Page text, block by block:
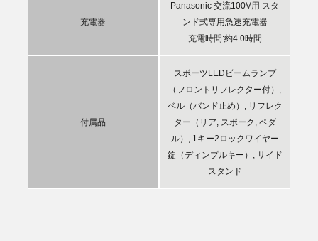
充電器
Panasonic 交流100V用 スタ
ンド式専用急速充電器
充電時間:約4.0時間
付属品
スポーツLEDビームランプ
（フロントリフレクター付）,
ベル（バンド止め）, リフレク
ター（リア, スポーク, ペダ
ル）, 1キー2ロックワイヤー
錠（ディンプルキー）, サイド
スタンド